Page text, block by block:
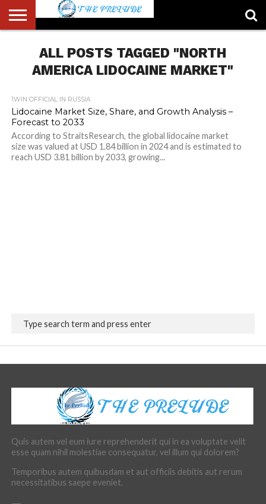
ACCOUNT
AUTHORS
FULL-
WIDTH
PAGE
HOME
LATEST
NEWS
LOGIN
LOGOUT
MEMBERS
PASSWORD
RESET
REGISTER
SAMPLE
PAGE
TYPOGRAPHY
USERALL POSTS TAGGED "NORTH
AMERICA LIDOCAINE MARKET"
1WIN OFFICIAL IN RUSSIA
Lidocaine Market Size, Share, and Growth Analysis –
Forecast to 2033
According to StraitsResearch, the global lidocaine market
size was valued at USD 1.84 billion in 2024 and is estimated to
reach USD 3.81 billion by 2033, growing...
Quis autem vel eum iure reprehenderit qui in ea voluptate velit
esse quam nihil molestiae consequatur, vel illum qui dolorem?
Temporibus autem quibusdam et aut officiis debitis aut rerum
necessitatibus saepe eveniet.